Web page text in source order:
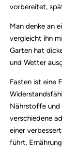
vorbereitet,
Man denke an
vergleicht ihn
Garten hat
und Wetter
Fasten ist eine
Nährstoffe und
verschiedene
einer
führt.